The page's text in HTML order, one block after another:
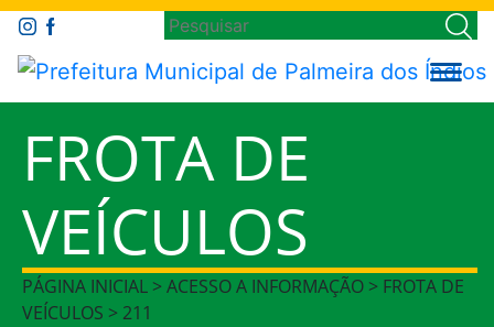
FROTA DE
VEÍCULOS
PÁGINA INICIAL > ACESSO A INFORMAÇÃO > FROTA DE
VEÍCULOS > 211